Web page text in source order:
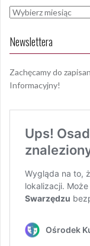
Archiwa
Newslettera
Zachęcamy do
Informacyjny!